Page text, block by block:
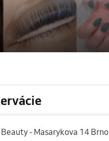
Beauty - Masarykova 14 Brno